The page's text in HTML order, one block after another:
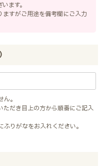
ます。
すがご用途を備考欄にご入力
。
だき目上の方から順番にご記入
りがなをお入れください。